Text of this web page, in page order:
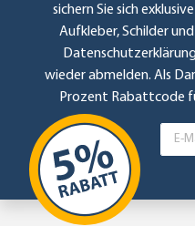
sichern Sie sich
Aufkleber, Schilder
wieder abmelden. Als
Prozent Rabattcode